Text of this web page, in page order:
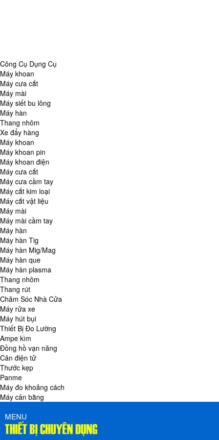
Công Cụ Dụng Cụ
Máy khoan
Máy cưa cắt
Máy mài
Máy siết bu lông
Máy hàn
Thang nhôm
Xe đẩy hàng
Máy khoan
Máy khoan pin
Máy khoan điện
Máy cưa cắt
Máy cưa cầm tay
Máy cắt kim loại
Máy cắt vật liệu
Máy mài
Máy mài cầm tay
Máy hàn
Máy hàn Tig
Máy hàn Mig/Mag
Máy hàn que
Máy hàn plasma
Thang nhôm
Thang rút
Chăm Sóc Nhà Cửa
Máy rửa xe
Máy hút bụi
Thiết Bị Đo Lường
Ampe kìm
Đồng hồ vạn năng
Cân điện tử
Thước kẹp
Panme
Máy đo khoảng cách
Máy cân bằng
MENU